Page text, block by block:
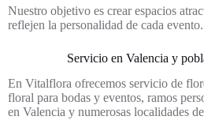
Nuestro objetivo es crear espacios
reflejen la personalidad de cada evento.
Servicio en Valencia y
En Vitalflora ofrecemos servicio de
floral para bodas y eventos, ramos
en Valencia y numerosas localidades